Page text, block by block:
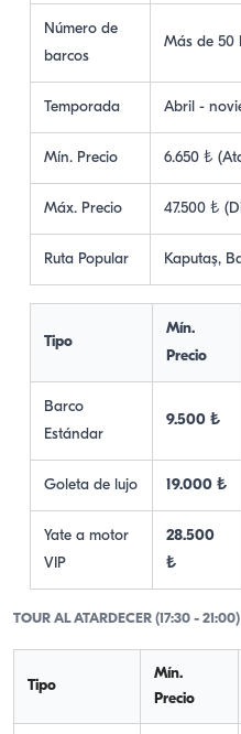
Número de
barcos
Más de 50
Temporada Abril -
Mín. Precio 6.650 ₺
Máx. Precio 47.500 ₺
Ruta Popular Kaputaş,
Tipo
Mín.
Precio
Barco
Estándar
9.500 ₺
Goleta de lujo 19.000 ₺
Yate a motor
VIP
28.500
₺
TOUR AL ATARDECER (17:30 - 21:00)
Tipo
Mín.
Precio